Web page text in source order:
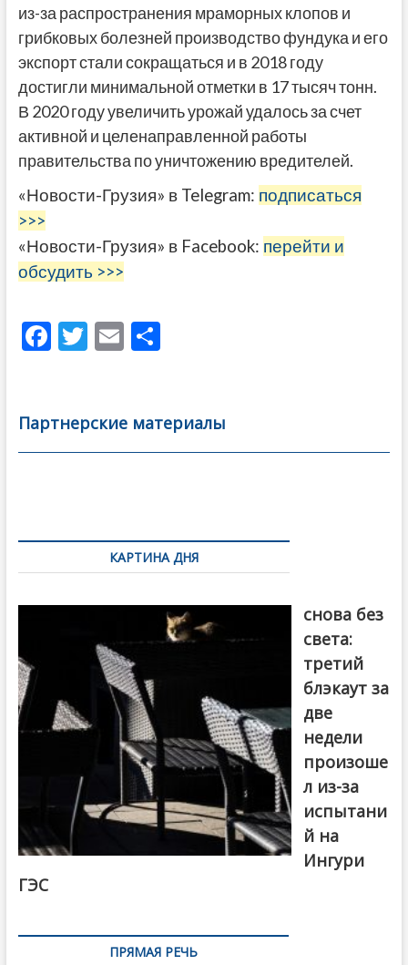
из-за распространения мраморных клопов и
грибковых болезней производство фундука и его
экспорт стали сокращаться и в 2018 году
достигли минимальной отметки в 17 тысяч тонн.
В 2020 году увеличить урожай удалось за счет
активной и целенаправленной работы
правительства по уничтожению вредителей.
«Новости-Грузия» в Telegram: подписаться
>>>
«Новости-Грузия» в Facebook: перейти и
обсудить >>>
F
b
o
T
er
E
l
О
а
в
Партнерские материалы
по
записямКАРТИНА ДНЯ
снова без
света:
третий
блэкаут за
две
недели
произоше
л из-за
испытани
й на
Ингури
ГЭС
ПРЯМАЯ РЕЧЬ